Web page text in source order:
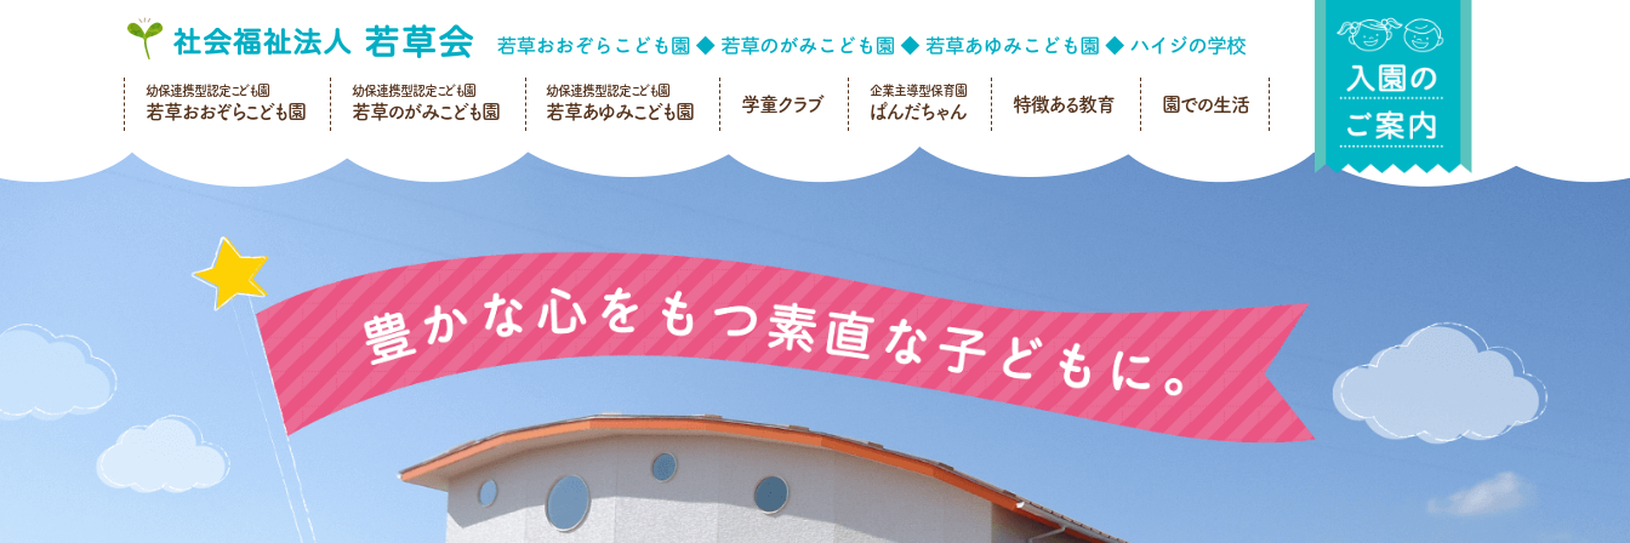
幼保連携型認定こども園
若草おおぞらこども園
幼保連携型認定こども園
若草のがみこども園
幼保連携型認定こども園
若草あゆみこども園 学童クラブ
企業主導型保育園
ぱんだちゃん 特徴ある教育 園での生活